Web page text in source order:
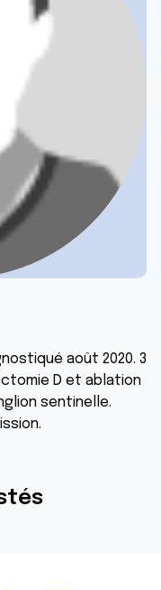
août 2020. 3
D et ablation
sentinelle.